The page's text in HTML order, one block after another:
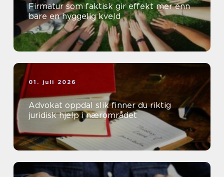
Firmatur som faktisk gir effekt mer enn
bare en hyggelig kveld
01. juli 2026
Advokat oppdal slik finner du riktig
juridisk hjelp i nærområdet